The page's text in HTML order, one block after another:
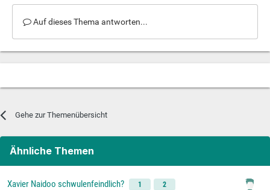
Auf dieses Thema antworten...
Gehe zur Themenübersicht
Ähnliche Themen
Xavier Naidoo schwulenfeindlich? 1 2